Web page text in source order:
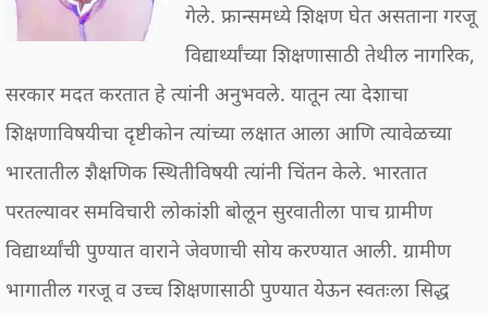
गेले. फ्रान्समध्ये शिक्षण घेत असताना गरजू
विद्यार्थ्यांच्या शिक्षणासाठी तेथील नागरिक,
सरकार मदत करतात हे त्यांनी अनुभवले. यातून त्या देशाचा
शिक्षणाविषयीचा दृष्टीकोन त्यांच्या लक्षात आला आणि त्यावेळच्या
भारतातील शैक्षणिक स्थितीविषयी त्यांनी चिंतन केले. भारतात
परतल्यावर समविचारी लोकांशी बोलून सुरवातीला पाच ग्रामीण
विद्यार्थ्यांची पुण्यात वाराने जेवणाची सोय करण्यात आली. ग्रामीण
भागातील गरजू व उच्च शिक्षणासाठी पुण्यात येऊन स्वतःला सिद्ध